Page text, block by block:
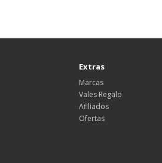
Extras
Marcas
Vales Regalo
Afiliados
Ofertas